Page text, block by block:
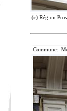
(c) Région
Commune: